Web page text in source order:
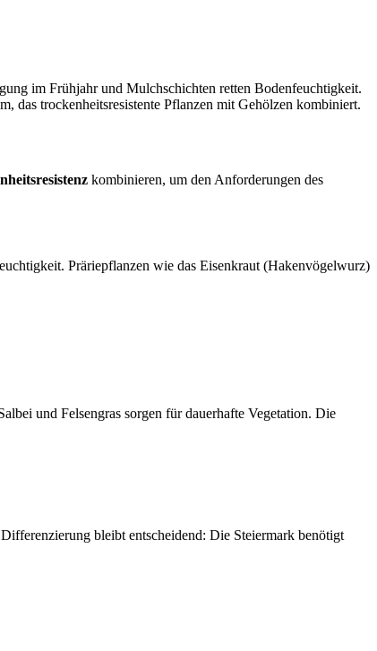
im Frühjahr und Mulchschichten retten Bodenfeuchtigkeit.
das trockenheitsresistente Pflanzen mit Gehölzen kombiniert.
kombinieren, um den Anforderungen des
Präriepflanzen wie das Eisenkraut (Hakenvögelwurz)
und Felsengras sorgen für dauerhafte Vegetation. Die
bleibt entscheidend: Die Steiermark benötigt